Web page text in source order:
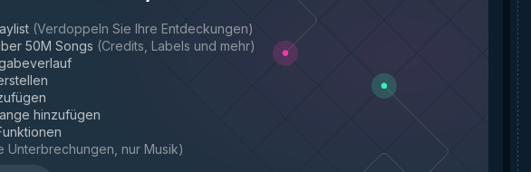
(Verdoppeln Sie Ihre Entdeckungen)
50M Songs (Credits, Labels und mehr)
hinzufügen
Unterbrechungen, nur Musik)